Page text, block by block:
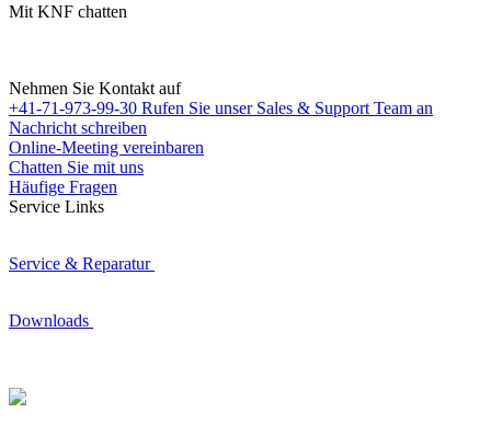
Mit KNF chatten
Nehmen Sie Kontakt auf
+41-71-973-99-30 Rufen Sie unser Sales & Support Team an
Nachricht schreiben
Online-Meeting vereinbaren
Chatten Sie mit uns
Häufige Fragen
Service Links
Service & Reparatur
Downloads